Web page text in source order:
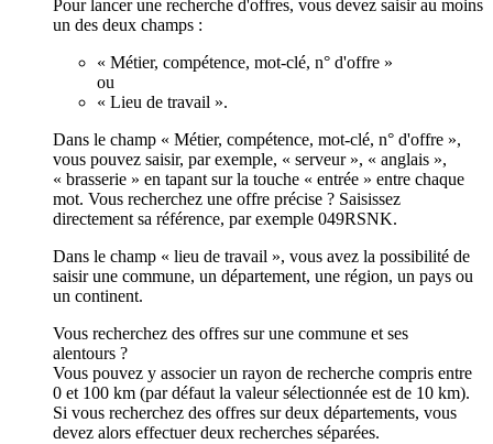
Pour lancer une recherche d'offres, vous devez saisir au moins
un des deux champs :
« Métier, compétence, mot-clé, n° d'offre »
ou
« Lieu de travail ».
Dans le champ « Métier, compétence, mot-clé, n° d'offre »,
vous pouvez saisir, par exemple, « serveur », « anglais »,
« brasserie » en tapant sur la touche « entrée » entre chaque
mot. Vous recherchez une offre précise ? Saisissez
directement sa référence, par exemple 049RSNK.
Dans le champ « lieu de travail », vous avez la possibilité de
saisir une commune, un département, une région, un pays ou
un continent.
Vous recherchez des offres sur une commune et ses
alentours ?
Vous pouvez y associer un rayon de recherche compris entre
0 et 100 km (par défaut la valeur sélectionnée est de 10 km).
Si vous recherchez des offres sur deux départements, vous
devez alors effectuer deux recherches séparées.